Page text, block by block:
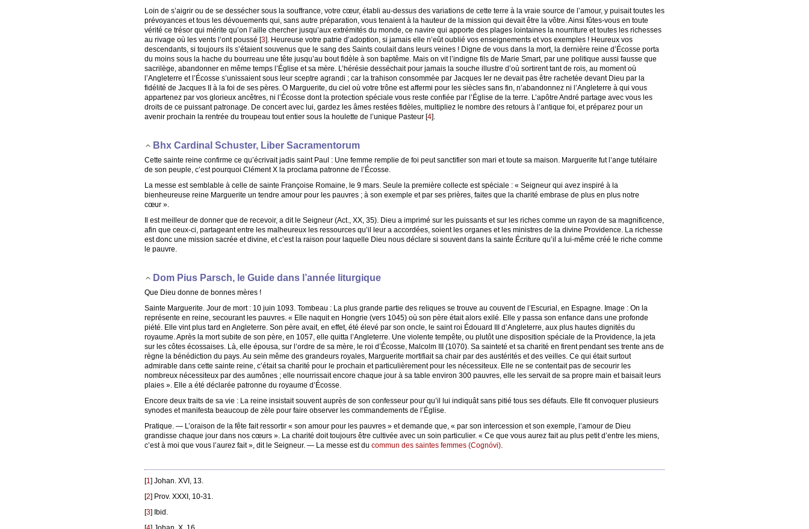
Loin de s’aigrir ou de se dessécher sous la souffrance, votre cœur, établi au-dessus des variations de cette terre à la vraie source de l’amour, y puisait toutes les
prévoyances et tous les dévouements qui, sans autre préparation, vous tenaient à la hauteur de la mission qui devait être la vôtre. Ainsi fûtes-vous en toute
vérité ce trésor qui mérite qu’on l’aille chercher jusqu’aux extrémités du monde, ce navire qui apporte des plages lointaines la nourriture et toutes les richesses
au rivage où les vents l’ont poussé [3]. Heureuse votre patrie d’adoption, si jamais elle n’eût oublié vos enseignements et vos exemples ! Heureux vos
descendants, si toujours ils s’étaient souvenus que le sang des Saints coulait dans leurs veines ! Digne de vous dans la mort, la dernière reine d’Écosse porta
du moins sous la hache du bourreau une tête jusqu’au bout fidèle à son baptême. Mais on vit l’indigne fils de Marie Smart, par une politique aussi fausse que
sacrilège, abandonner en même temps l’Église et sa mère. L’hérésie desséchait pour jamais la souche illustre d’où sortirent tant de rois, au moment où
l’Angleterre et l’Écosse s’unissaient sous leur sceptre agrandi ; car la trahison consommée par Jacques Ier ne devait pas être rachetée devant Dieu par la
fidélité de Jacques II à la foi de ses pères. O Marguerite, du ciel où votre trône est affermi pour les siècles sans fin, n’abandonnez ni l’Angleterre à qui vous
appartenez par vos glorieux ancêtres, ni l’Écosse dont la protection spéciale vous reste confiée par l’Église de la terre. L’apôtre André partage avec vous les
droits de ce puissant patronage. De concert avec lui, gardez les âmes restées fidèles, multipliez le nombre des retours à l’antique foi, et préparez pour un
avenir prochain la rentrée du troupeau tout entier sous la houlette de l’unique Pasteur [4].
Bhx Cardinal Schuster, Liber Sacramentorum
Cette sainte reine confirme ce qu’écrivait jadis saint Paul : Une femme remplie de foi peut sanctifier son mari et toute sa maison. Marguerite fut l’ange tutélaire
de son peuple, c’est pourquoi Clément X la proclama patronne de l’Écosse.
La messe est semblable à celle de sainte Françoise Romaine, le 9 mars. Seule la première collecte est spéciale : « Seigneur qui avez inspiré à la
bienheureuse reine Marguerite un tendre amour pour les pauvres ; à son exemple et par ses prières, faites que la charité embrase de plus en plus notre
cœur ».
Il est meilleur de donner que de recevoir, a dit le Seigneur (Act., XX, 35). Dieu a imprimé sur les puissants et sur les riches comme un rayon de sa magnificence,
afin que ceux-ci, partageant entre les malheureux les ressources qu’il leur a accordées, soient les organes et les ministres de la divine Providence. La richesse
est donc une mission sacrée et divine, et c’est la raison pour laquelle Dieu nous déclare si souvent dans la sainte Écriture qu’il a lui-même créé le riche comme
le pauvre.
Dom Pius Parsch, le Guide dans l’année liturgique
Que Dieu donne de bonnes mères !
Sainte Marguerite. Jour de mort : 10 juin 1093. Tombeau : La plus grande partie des reliques se trouve au couvent de l’Escurial, en Espagne. Image : On la
représente en reine, secourant les pauvres. « Elle naquit en Hongrie (vers 1045) où son père était alors exilé. Elle y passa son enfance dans une profonde
piété. Elle vint plus tard en Angleterre. Son père avait, en effet, été élevé par son oncle, le saint roi Édouard III d’Angleterre, aux plus hautes dignités du
royaume. Après la mort subite de son père, en 1057, elle quitta l’Angleterre. Une violente tempête, ou plutôt une disposition spéciale de la Providence, la jeta
sur les côtes écossaises. Là, elle épousa, sur l’ordre de sa mère, le roi d’Écosse, Malcolm III (1070). Sa sainteté et sa charité en firent pendant ses trente ans de
règne la bénédiction du pays. Au sein même des grandeurs royales, Marguerite mortifiait sa chair par des austérités et des veilles. Ce qui était surtout
admirable dans cette sainte reine, c’était sa charité pour le prochain et particulièrement pour les nécessiteux. Elle ne se contentait pas de secourir les
nombreux nécessiteux par des aumônes ; elle nourrissait encore chaque jour à sa table environ 300 pauvres, elle les servait de sa propre main et baisait leurs
plaies ». Elle a été déclarée patronne du royaume d’Écosse.
Encore deux traits de sa vie : La reine insistait souvent auprès de son confesseur pour qu’il lui indiquât sans pitié tous ses défauts. Elle fit convoquer plusieurs
synodes et manifesta beaucoup de zèle pour faire observer les commandements de l’Église.
Pratique. — L’oraison de la fête fait ressortir « son amour pour les pauvres » et demande que, « par son intercession et son exemple, l’amour de Dieu
grandisse chaque jour dans nos cœurs ». La charité doit toujours être cultivée avec un soin particulier. « Ce que vous aurez fait au plus petit d’entre les miens,
c’est à moi que vous l’aurez fait », dit le Seigneur. — La messe est du commun des saintes femmes (Cognóvi).
[1] Johan. XVI, 13.
[2] Prov. XXXI, 10-31.
[3] Ibid.